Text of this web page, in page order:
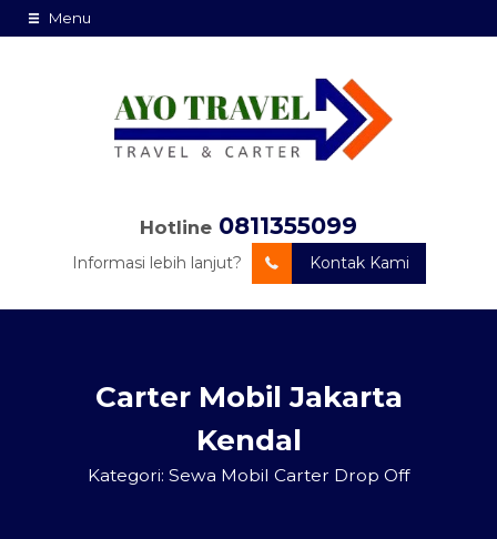
Menu
Hotline 0811355099
Informasi lebih lanjut? Kontak Kami
Carter Mobil Jakarta
Kendal
Kategori: Sewa Mobil Carter Drop Off